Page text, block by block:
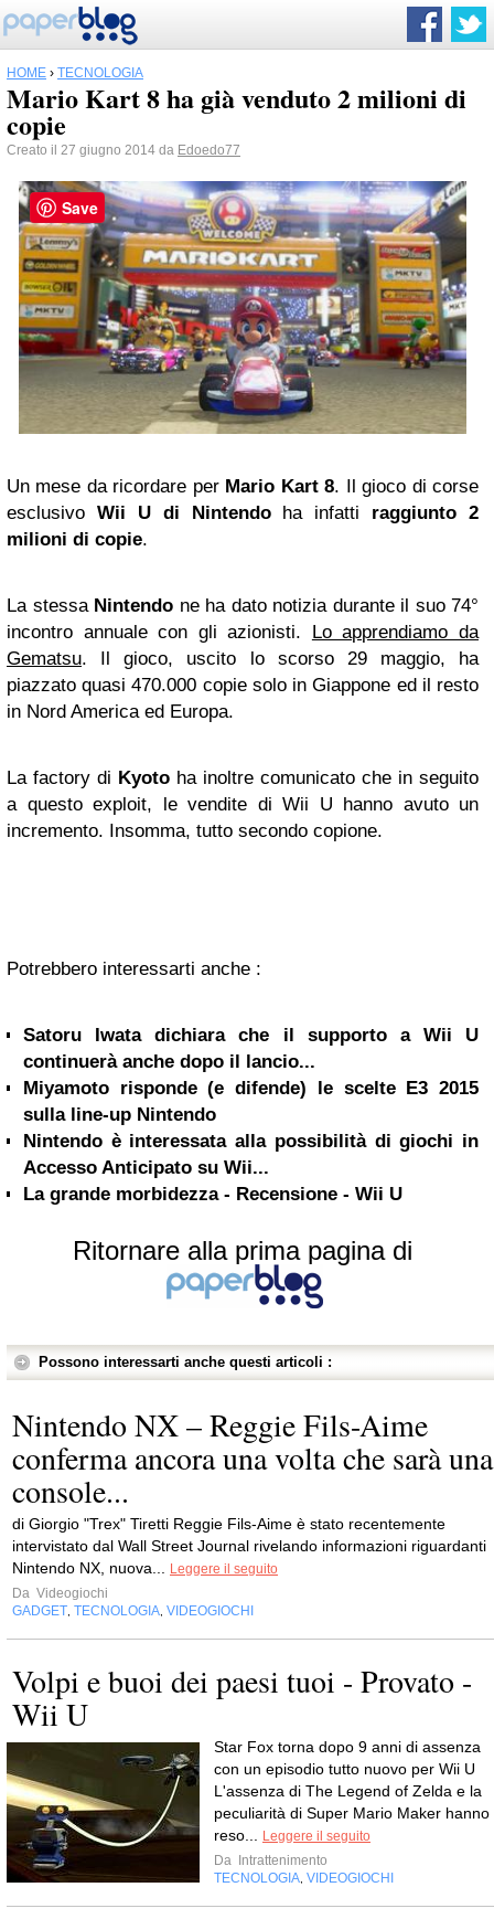
HOME › TECNOLOGIA
Mario Kart 8 ha già venduto 2 milioni di
copie
Creato il 27 giugno 2014 da Edoedo77
Un mese da ricordare per Mario Kart 8. Il gioco di corse
esclusivo Wii U di Nintendoha infatti raggiunto 2
milioni di copie.
La stessa Nintendo ne ha dato notizia durante il suo 74°
incontro annuale con gli azionisti. Lo apprendiamo da
Gematsu. Il gioco, uscito lo scorso 29 maggio, ha
piazzato quasi 470.000 copie solo in Giappone ed il resto
in Nord America ed Europa.
La factory di Kyoto ha inoltre comunicato che in seguito
a questo exploit, le vendite di Wii U hanno avuto un
incremento. Insomma, tutto secondo copione.
Potrebbero interessarti anche :
Satoru Iwata dichiara che il supporto a Wii U
continuerà anche dopo il lancio...
Miyamoto risponde (e difende) le scelte E3 2015
sulla line-up Nintendo
Nintendo è interessata alla possibilità di giochi in
Accesso Anticipato su Wii...
La grande morbidezza - Recensione - Wii U
Ritornare alla prima pagina di
Possono interessarti anche questi articoli :
Nintendo NX – Reggie Fils-Aime
conferma ancora una volta che sarà una
console...
di Giorgio "Trex" Tiretti Reggie Fils-Aime è stato recentemente
intervistato dal Wall Street Journal rivelando informazioni riguardanti
Nintendo NX, nuova...
Leggere il seguito
Da Videogiochi
GADGET TECNOLOGIA VIDEOGIOCHI
Volpi e buoi dei paesi tuoi - Provato -
Wii U
Star Fox torna dopo 9 anni di assenza
con un episodio tutto nuovo per Wii U
L'assenza di The Legend of Zelda e la
peculiarità di Super Mario Maker hanno
reso...
Leggere il seguito
Da
Intrattenimento
TECNOLOGIA VIDEOGIOCHI
Save